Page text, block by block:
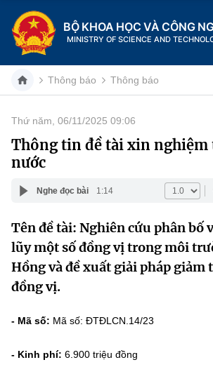
BỘ KHOA HỌC VÀ CÔNG
MINISTRY OF SCIENCE AND
Danh mục
Trang chủ
Giới thiệu
Chức năng nhiệm vụ
Cơ cấu tổ chức
Tin tức sự kiện
Khoa học và Công nghệ
Dịch vụ công
Hệ thống văn bản
THỐNG KÊ
Thông báo Thông báo
Thứ năm, 06/11/2025 09:06
Thông tin đề tài xin nghiệm
nước
Nghe đọc bài 1:14
Tên đề tài: Nghiên cứu phân bố
lũy một số đồng vị trong môi
Hồng và đề xuất giải pháp giảm
đồng vị.
- Mã số: Mã số: ĐTĐLCN.14/23
- Kinh phí: 6.900 triệu đồng